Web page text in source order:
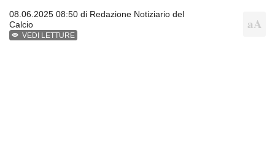
08.06.2025 08:50 di Redazione Notiziario del
Calcio
VEDI LETTURE